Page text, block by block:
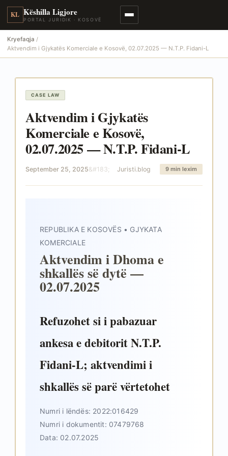
KL Këshilla Ligjore
PORTAL JURIDIK · KOSOVË
Kryefaqja
Aktvendim i Gjykatës Komerciale e Kosovë, 02.07.2025 — N.T.P. Fidani-L
CASE LAW
Aktvendim i Gjykatës
Komerciale e Kosovë,
02.07.2025 — N.T.P. Fidani-L
September 25, 2025 Juristi.blog 9 min lexim
REPUBLIKA E KOSOVËS • GJYKATA
KOMERCIALE
Aktvendim i Dhoma e
shkallës së dytë —
02.07.2025
Refuzohet si i pabazuar
ankesa e debitorit N.T.P.
Fidani-L; aktvendimi i
shkallës së parë vërtetohet
Numri i lëndës: 2022:016429
Numri i dokumentit: 07479768
Data: 02.07.2025